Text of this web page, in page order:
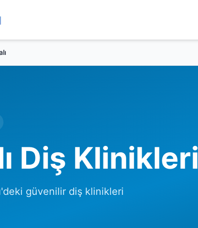
Diş Klinikleri
güvenilir diş klinikleri